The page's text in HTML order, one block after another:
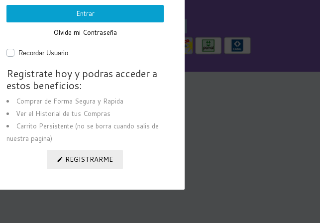
Entrar
Olvide mi Contraseña
Recordar Usuario
Registrate hoy y podras acceder a
estos beneficios:
Comprar de Forma Segura y Rapida
Ver el Historial de tus Compras
Carrito Persistente (no se borra cuando salis de
nuestra pagina)
REGISTRARME